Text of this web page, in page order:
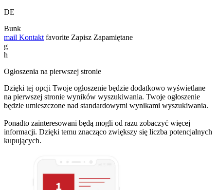
DE
Bunk
mail Kontakt favorite Zapisz Zapamiętane
g
h
Ogłoszenia na pierwszej stronie
Dzięki tej opcji Twoje ogłoszenie będzie dodatkowo wyświetlane
na pierwszej stronie wyników wyszukiwania. Twoje ogłoszenie
będzie umieszczone nad standardowymi wynikami wyszukiwania.
Ponadto zainteresowani będą mogli od razu zobaczyć więcej
informacji. Dzięki temu znacząco zwiększy się liczba potencjalnych
kupujących.